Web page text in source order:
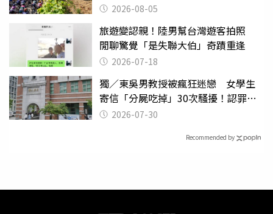
2026-08-05
旅遊變認親！陸男幫台灣遊客拍照
閒聊驚覺「是失聯大伯」奇蹟重逢
2026-07-18
獨／東吳男教授被瘋狂迷戀 女學生
寄信「分屍吃掉」30次騷擾！認罪免
關 2026-07-30
Recommended by